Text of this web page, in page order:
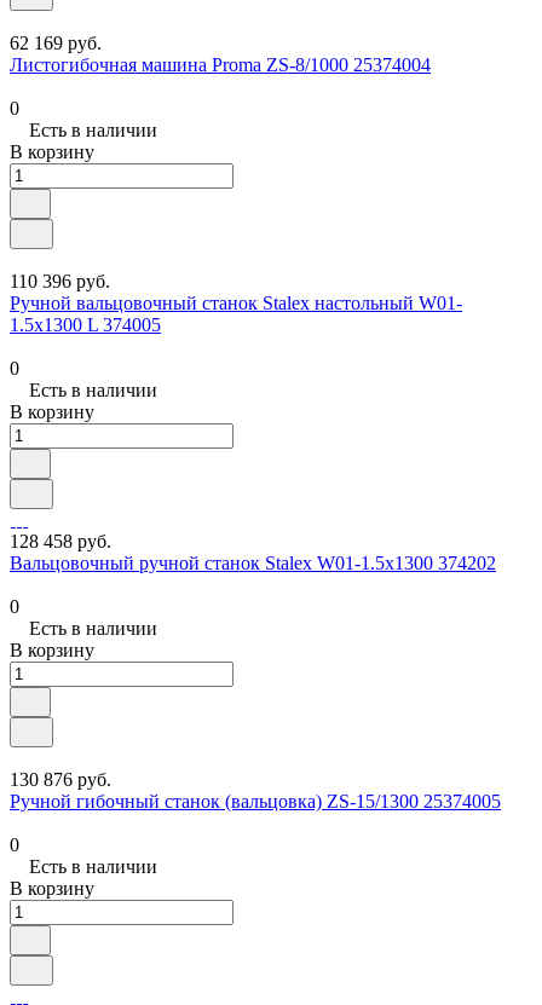
62 169 руб.
Листогибочная машина Proma ZS-8/1000 25374004
0
Есть в наличии
В корзину
110 396 руб.
Ручной вальцовочный станок Stalex настольный W01-
1.5x1300 L 374005
0
Есть в наличии
В корзину
128 458 руб.
Вальцовочный ручной станок Stalex W01-1.5х1300 374202
0
Есть в наличии
В корзину
130 876 руб.
Ручной гибочный станок (вальцовка) ZS-15/1300 25374005
0
Есть в наличии
В корзину